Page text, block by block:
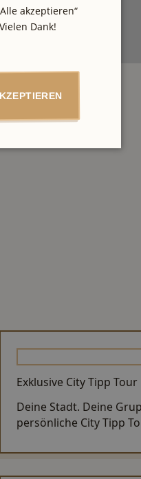
Exklusive City Tipp Tour
Deine Stadt. Deine
persönliche City Tipp
akzeptieren“
Dank!